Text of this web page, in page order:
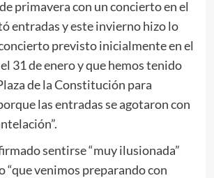
primavera con un concierto en el
entradas y este invierno hizo lo
previsto inicialmente en el
31 de enero y que hemos tenido
de la Constitución para
las entradas se agotaron con
sentirse “muy ilusionada”
“que venimos preparando con